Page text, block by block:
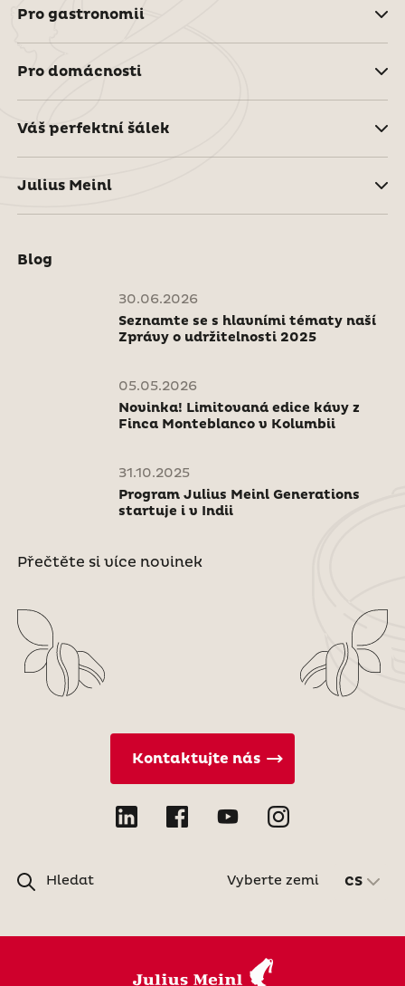
Pro gastronomii
Pro domácnosti
Váš perfektní šálek
Julius Meinl
Blog
30.06.2026
Seznamte se s hlavními tématy naší
Zprávy o udržitelnosti 2025
05.05.2026
Novinka! Limitovaná edice kávy z
Finca Monteblanco v Kolumbii
31.10.2025
Program Julius Meinl Generations
startuje i v Indii
Přečtěte si více novinek
Hledat
Kontaktujte nás
Vyberte zemi CS